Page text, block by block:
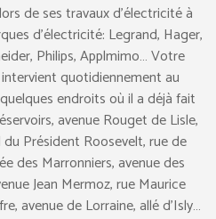
de ses travaux d’électricité à
d’électricité: Legrand, Hager,
Philips, Applmimo… Votre
quotidiennement au
endroits où il a déjà fait
avenue Rouget de Lisle,
Président Roosevelt, rue de
des Marronniers, avenue des
Jean Mermoz, rue Maurice
avenue de Lorraine, allé d’Isly…